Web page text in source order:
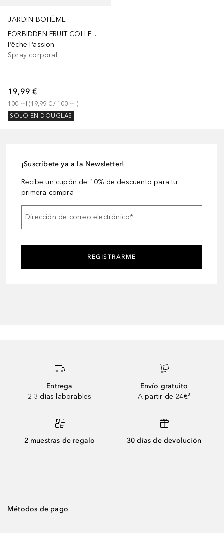
JARDIN BOHÈME
FORBIDDEN FRUIT COLLECTION
Pêche Passion
Spray corporal
19,99 €
100 ml (19,99 € / 100 ml)
SOLO EN DOUGLAS
¡Suscríbete ya a la Newsletter!
Recibe un cupón de 10% de descuento para tu
primera compra
Dirección de correo electrónico*
REGISTRARME
Entrega
2-3 días laborables
Envío gratuito
A partir de 24€³
2 muestras de regalo 30 días de devolución
Métodos de pago